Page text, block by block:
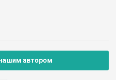
автором